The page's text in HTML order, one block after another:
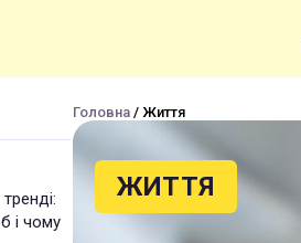
і чому
Головна / Життя
ЖИТТЯ